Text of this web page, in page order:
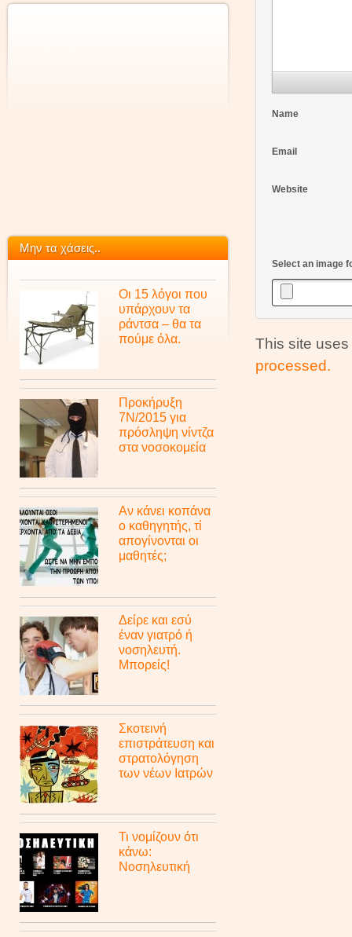
Name
Email
Website
Select an image
This site
processed.
Μην τα χάσεις..
Οι 15 λόγοι που
υπάρχουν τα
ράντσα – θα τα
πούμε όλα.
Προκήρυξη
7Ν/2015 για
πρόσληψη νίντζα
στα νοσοκομεία
Αν κάνει κοπάνα
ο καθηγητής, τί
απογίνονται οι
μαθητές;
Δείρε και εσύ
έναν γιατρό ή
νοσηλευτή.
Μπορείς!
Σκοτεινή
επιστράτευση και
στρατολόγηση
των νέων Ιατρών
Τι νομίζουν ότι
κάνω:
Νοσηλευτική